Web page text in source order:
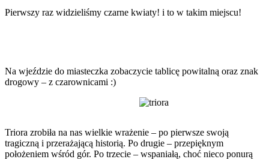
Pierwszy raz widzieliśmy czarne kwiaty! i to w takim miejscu!
Na wjeździe do miasteczka zobaczycie tablicę powitalną oraz znak
drogowy – z czarownicami :)
Triora zrobiła na nas wielkie wrażenie – po pierwsze swoją
tragiczną i przerażającą historią. Po drugie – przepięknym
położeniem wśród gór. Po trzecie – wspaniałą, choć nieco ponurą